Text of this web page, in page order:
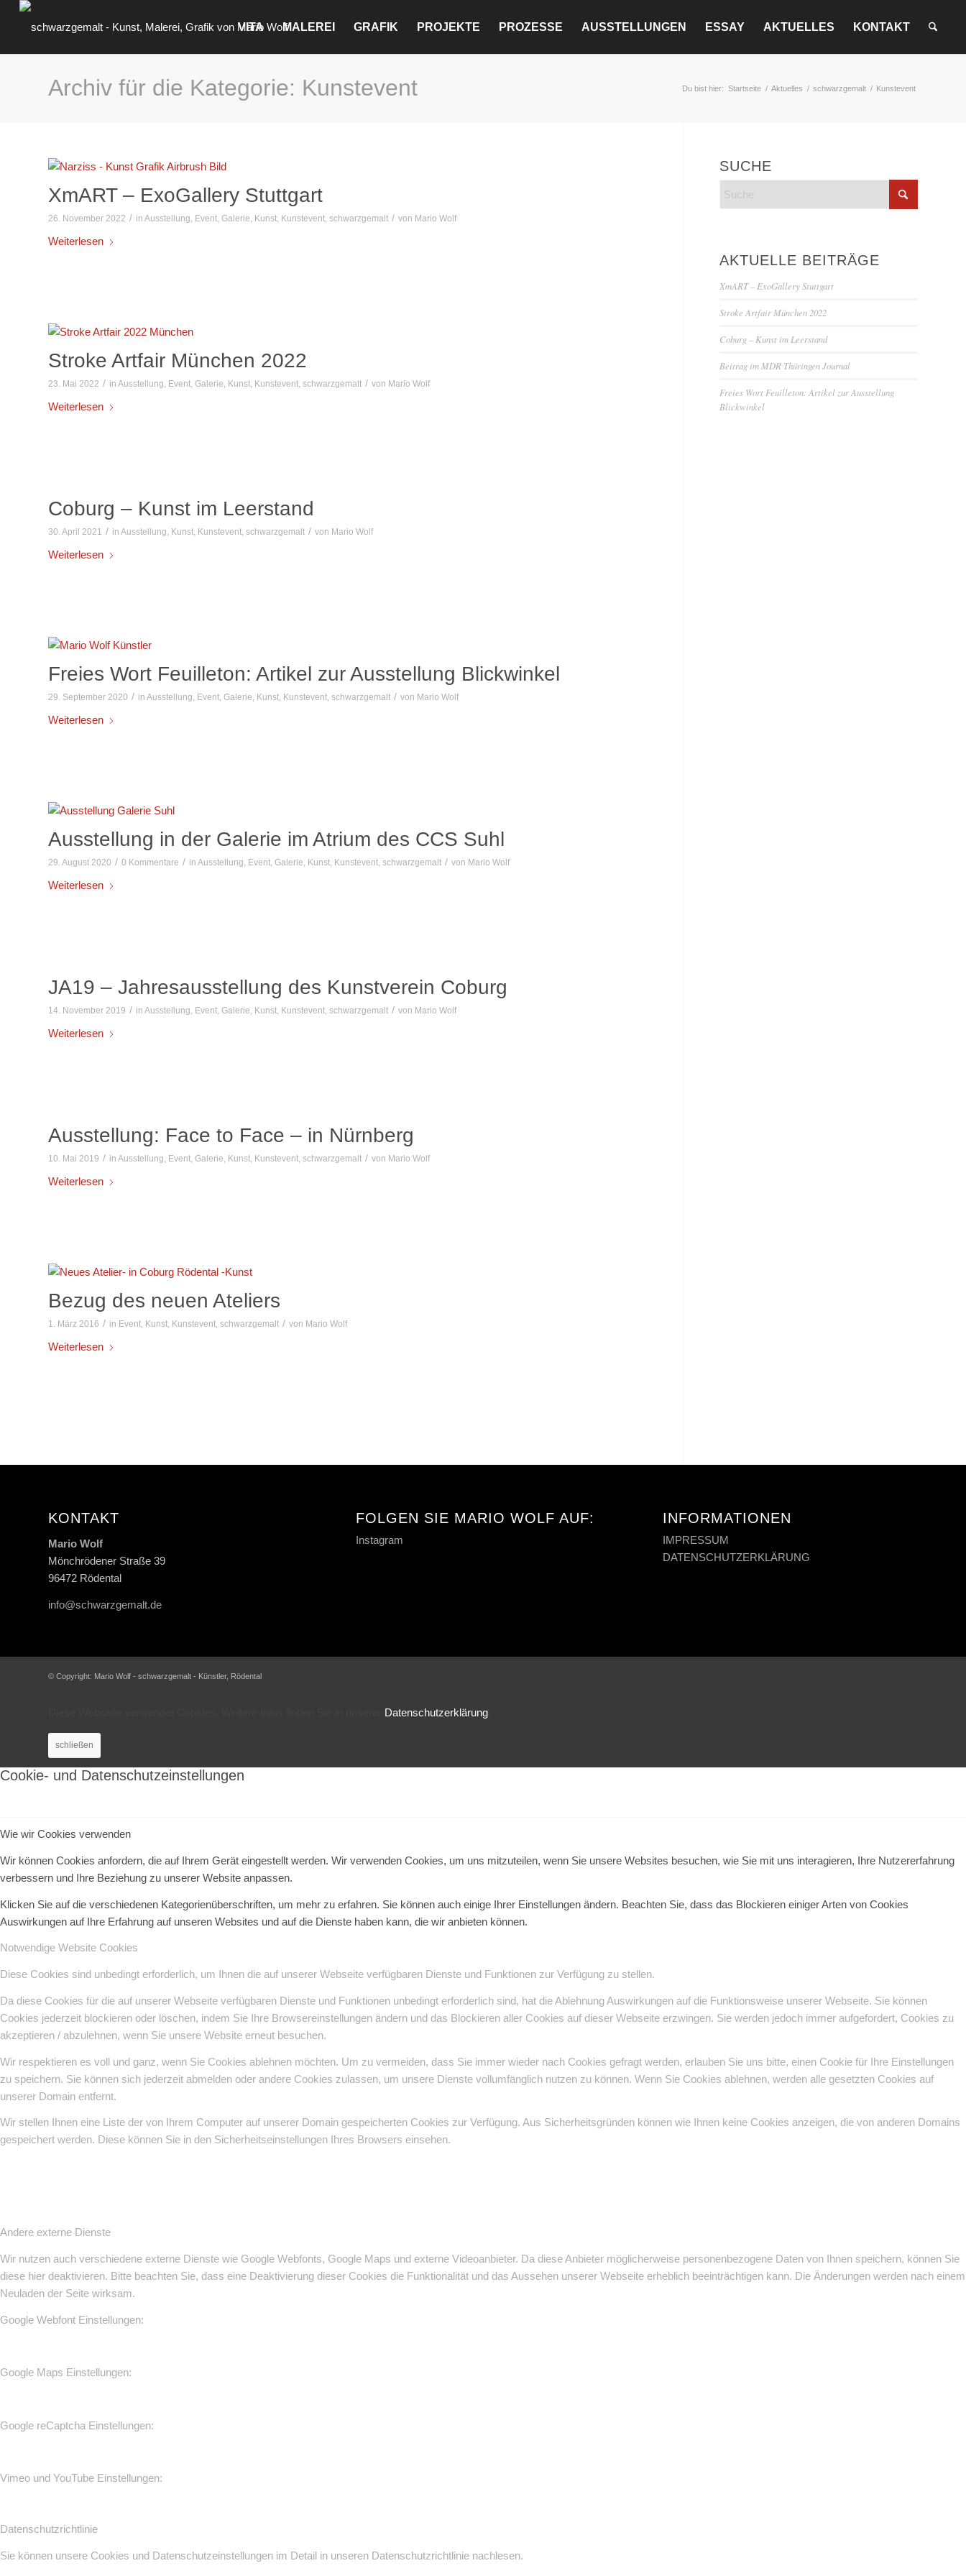
VITA MALEREI GRAFIK PROJEKTE PROZESSE AUSSTELLUNGEN ESSAY AKTUELLES KONTAKT
Archiv für die Kategorie: Kunstevent Du bist hier: Startseite / Aktuelles / schwarzgemalt / Kunstevent
XmART – ExoGallery Stuttgart
26. November 2022 / in Ausstellung, Event, Galerie, Kunst, Kunstevent, schwarzgemalt / von Mario Wolf
Weiterlesen
Stroke Artfair München 2022
23. Mai 2022 / in Ausstellung, Event, Galerie, Kunst, Kunstevent, schwarzgemalt / von Mario Wolf
Weiterlesen
Coburg – Kunst im Leerstand
30. April 2021 / in Ausstellung, Kunst, Kunstevent, schwarzgemalt / von Mario Wolf
Weiterlesen
Freies Wort Feuilleton: Artikel zur Ausstellung Blickwinkel
29. September 2020 / in Ausstellung, Event, Galerie, Kunst, Kunstevent, schwarzgemalt / von Mario Wolf
Weiterlesen
Ausstellung in der Galerie im Atrium des CCS Suhl
29. August 2020 / 0 Kommentare / in Ausstellung, Event, Galerie, Kunst, Kunstevent, schwarzgemalt / von Mario Wolf
Weiterlesen
JA19 – Jahresausstellung des Kunstverein Coburg
14. November 2019 / in Ausstellung, Event, Galerie, Kunst, Kunstevent, schwarzgemalt / von Mario Wolf
Weiterlesen
Ausstellung: Face to Face – in Nürnberg
10. Mai 2019 / in Ausstellung, Event, Galerie, Kunst, Kunstevent, schwarzgemalt / von Mario Wolf
Weiterlesen
Bezug des neuen Ateliers
1. März 2016 / in Event, Kunst, Kunstevent, schwarzgemalt / von Mario Wolf
Weiterlesen
SUCHE
AKTUELLE BEITRÄGE
XmART – ExoGallery Stuttgart
Stroke Artfair München 2022
Coburg – Kunst im Leerstand
Beitrag im MDR Thüringen Journal
Freies Wort Feuilleton: Artikel zur Ausstellung
Blickwinkel
KONTAKT
Mario Wolf
Mönchrödener Straße 39
96472 Rödental
info@schwarzgemalt.de
FOLGEN SIE MARIO WOLF AUF:
Instagram
INFORMATIONEN
IMPRESSUM
DATENSCHUTZERKLÄRUNG
© Copyright: Mario Wolf - schwarzgemalt - Künstler, Rödental
Datenschutzerklärung
schließen
Cookie- und Datenschutzeinstellungen
Wie wir Cookies verwenden
Wir können Cookies anfordern, die auf Ihrem Gerät eingestellt werden. Wir verwenden Cookies, um uns mitzuteilen, wenn Sie unsere Websites besuchen, wie Sie mit uns interagieren, Ihre Nutzererfahrung
verbessern und Ihre Beziehung zu unserer Website anpassen.
Klicken Sie auf die verschiedenen Kategorienüberschriften, um mehr zu erfahren. Sie können auch einige Ihrer Einstellungen ändern. Beachten Sie, dass das Blockieren einiger Arten von Cookies
Auswirkungen auf Ihre Erfahrung auf unseren Websites und auf die Dienste haben kann, die wir anbieten können.
Notwendige Website Cookies
Diese Cookies sind unbedingt erforderlich, um Ihnen die auf unserer Webseite verfügbaren Dienste und Funktionen zur Verfügung zu stellen.
Da diese Cookies für die auf unserer Webseite verfügbaren Dienste und Funktionen unbedingt erforderlich sind, hat die Ablehnung Auswirkungen auf die Funktionsweise unserer Webseite. Sie können
Cookies jederzeit blockieren oder löschen, indem Sie Ihre Browsereinstellungen ändern und das Blockieren aller Cookies auf dieser Webseite erzwingen. Sie werden jedoch immer aufgefordert, Cookies zu
akzeptieren / abzulehnen, wenn Sie unsere Website erneut besuchen.
Wir respektieren es voll und ganz, wenn Sie Cookies ablehnen möchten. Um zu vermeiden, dass Sie immer wieder nach Cookies gefragt werden, erlauben Sie uns bitte, einen Cookie für Ihre Einstellungen
zu speichern. Sie können sich jederzeit abmelden oder andere Cookies zulassen, um unsere Dienste vollumfänglich nutzen zu können. Wenn Sie Cookies ablehnen, werden alle gesetzten Cookies auf
unserer Domain entfernt.
Wir stellen Ihnen eine Liste der von Ihrem Computer auf unserer Domain gespeicherten Cookies zur Verfügung. Aus Sicherheitsgründen können wie Ihnen keine Cookies anzeigen, die von anderen Domains
gespeichert werden. Diese können Sie in den Sicherheitseinstellungen Ihres Browsers einsehen.
Andere externe Dienste
Wir nutzen auch verschiedene externe Dienste wie Google Webfonts, Google Maps und externe Videoanbieter. Da diese Anbieter möglicherweise personenbezogene Daten von Ihnen speichern, können Sie
diese hier deaktivieren. Bitte beachten Sie, dass eine Deaktivierung dieser Cookies die Funktionalität und das Aussehen unserer Webseite erheblich beeinträchtigen kann. Die Änderungen werden nach einem
Neuladen der Seite wirksam.
Google Webfont Einstellungen:
Google Maps Einstellungen:
Google reCaptcha Einstellungen:
Vimeo und YouTube Einstellungen:
Datenschutzrichtlinie
Sie können unsere Cookies und Datenschutzeinstellungen im Detail in unseren Datenschutzrichtlinie nachlesen.